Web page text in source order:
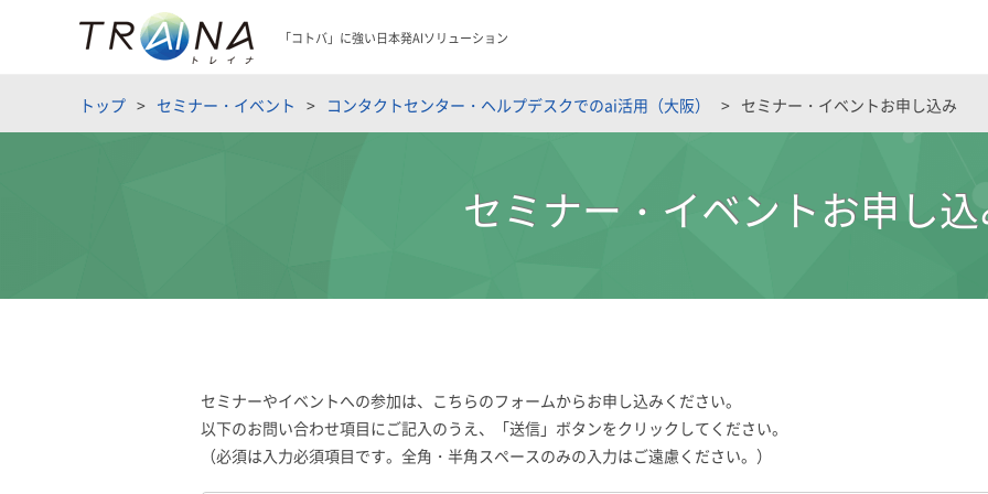
「コトバ」に強い日本発AIソリューション
トップ セミナー・イベント コンタクトセンター・ヘルプデスクでのai活用（大阪） セミナー・イベントお申し込み
セミナー・イベントお申し
セミナーやイベントへの参加は、こちらのフォームからお申し込みください。
以下のお問い合わせ項目にご記入のうえ、「送信」ボタンをクリックしてください。
（必須は入力必須項目です。全角・半角スペースのみの入力はご遠慮ください。）